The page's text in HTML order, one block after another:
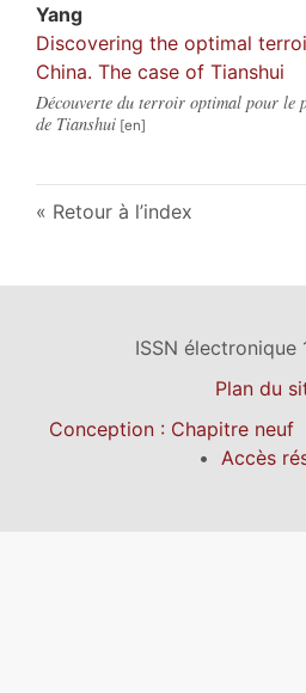
Yang
Discovering the optimal
China. The case of Tianshui
Découverte du terroir optimal pour le
de Tianshui
Retour à l’index
ISSN électronique
Plan du
Conception : Chapitre neuf
Accès